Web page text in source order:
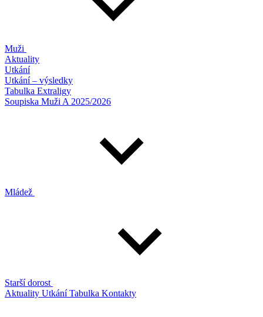
Muži
Aktuality
Utkání
Utkání – výsledky
Tabulka Extraligy
Soupiska Muži A 2025/2026
Mládež
Starší dorost
Aktuality UtkáníTabulka Kontakty